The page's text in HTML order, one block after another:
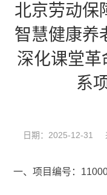
北京劳动保
智慧健康养
深化课堂革
系
日期：2025-12-31
一、项目编号：